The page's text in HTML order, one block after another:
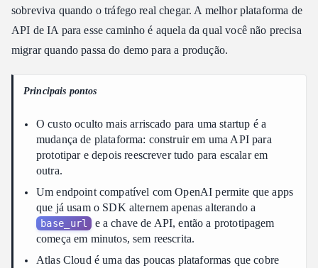
Como as opções se comparam
Da troca de base_url ao deployment em produção
FAQ
sobreviva quando o tráfego real chegar. A melhor plataforma de
API de IA para esse caminho é aquela da qual você não precisa
migrar quando passa do demo para a produção.
Principais pontos
O custo oculto mais arriscado para uma startup é a
mudança de plataforma: construir em uma API para
prototipar e depois reescrever tudo para escalar em
outra.
Um endpoint compatível com OpenAI permite que apps
que já usam o SDK alternem apenas alterando a
base_url
e a chave de API, então a prototipagem
começa em minutos, sem reescrita.
Atlas Cloud é uma das poucas plataformas que cobre